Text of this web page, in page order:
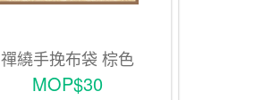
禪繞手挽布袋 棕色
MOP$30